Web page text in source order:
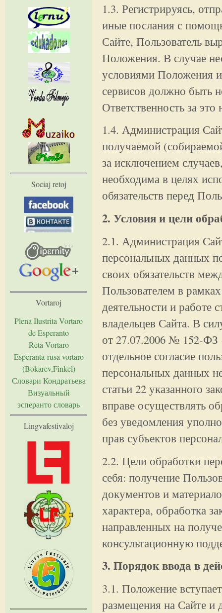
1.3. Регистрируясь,
иные послания с
Сайте, Пользователь
Положения. В случае
условиями Положения
сервисов должно быть
Ответственность за
1.4. Администрация
получаемой
за исключением
необходима в целях
обязательств перед
2. Условия и цели
2.1. Администрация
персональных данных
своих обязательств
Пользователем в
деятельности и работе
владельцев Сайта. В
от 27.07.2006 № 152-ФЗ
отдельное согласие
персональных данных
статьи 22 указанного
вправе осуществлять
без уведомления
прав субъектов
2.2. Цели обработки
себя: получение
документов и
характера, обработка
направленных на
консультационную
3. Порядок ввода в
3.1. Положение
размещения на Сайте и
Sociaj retoj
Vortaroj
Plena Ilustrita Vortaro
de Esperanto
Reta Vortaro
Esperanta-rusa vortaro
(Bokarev,Finkel)
Словари Кондратьева
Визуальный
эсперанто словарь
Lingvafestivaloj